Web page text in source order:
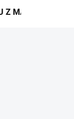
Z MASIVU